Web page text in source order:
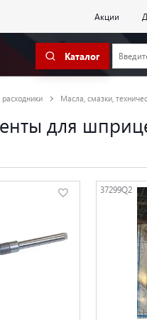
Акции
Каталог
Масла, смазки,
для
37299Q2